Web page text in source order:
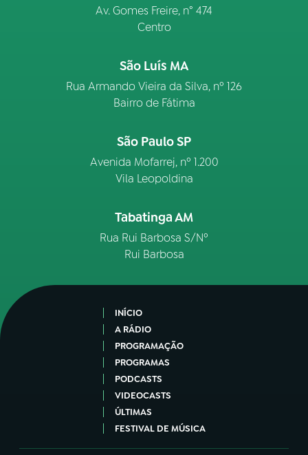
Av. Gomes Freire, n° 474
Centro
São Luís MA
Rua Armando Vieira da Silva, nº 126
Bairro de Fátima
São Paulo SP
Avenida Mofarrej, nº 1.200
Vila Leopoldina
Tabatinga AM
Rua Rui Barbosa S/Nº
Rui Barbosa
INÍCIO
A RÁDIO
PROGRAMAÇÃO
PROGRAMAS
PODCASTS
VIDEOCASTS
ÚLTIMAS
FESTIVAL DE MÚSICA